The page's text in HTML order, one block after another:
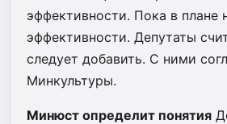
эффективности. Пока в плане
эффективности. Депутаты
следует добавить. С ними
Минкультуры.
Минюст определит понятия